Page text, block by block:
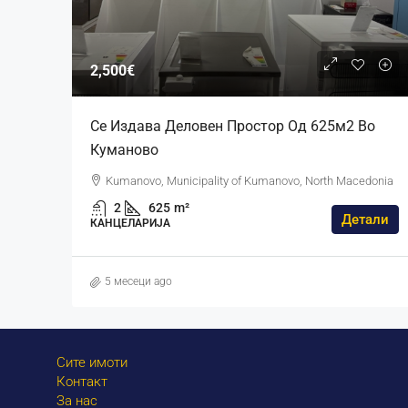
2,500€
Се Издава Деловен Простор Од 625м2 Во
Куманово
Kumanovo, Municipality of Kumanovo, North Macedonia
2 625 m²
КАНЦЕЛАРИЈА Детали
5 месеци ago
Сите имоти
Контакт
За нас